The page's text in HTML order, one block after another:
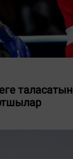
таласатын